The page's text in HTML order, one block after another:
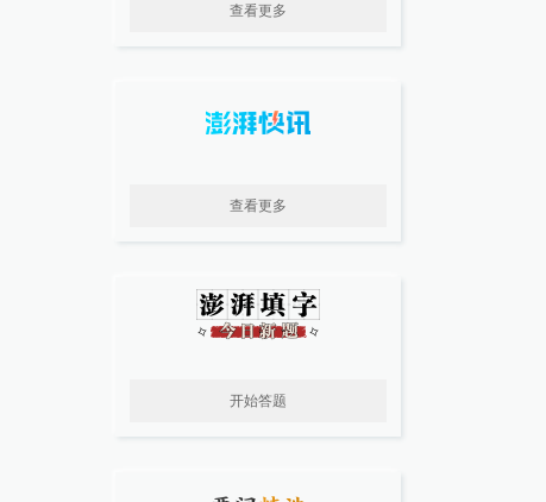
查看更多
查看更多
开始答题